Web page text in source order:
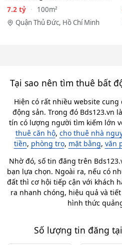
City - HẺM XE HƠI…
7.2 tỷ
100m²
Quận Thủ Đức, Hồ Chí Minh
Tại sao nên tìm thuê bất
Hiện có rất nhiều website
động sản. Trong đó Bds123.vn
tín có lượng người tìm kiếm lớn
thuê căn hộ, cho thuê nhà
tiền, phòng trọ, mặt bằng, văn
Nhờ đó, số tin đăng trên
bạn lựa chọn. Ngoài ra, nếu có
đất thì cơ hội tiếp cận với khách
ra nhanh chóng, hiệu quả và
hình thức
Số lượng tin đăng